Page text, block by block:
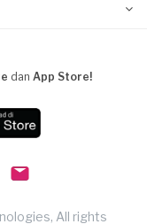
dan App Store!
All rights